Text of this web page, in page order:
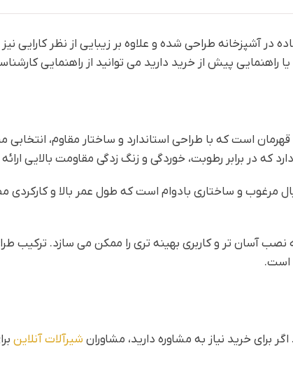
در آشپزخانه طراحی شده و علاوه بر زیبایی از نظر کارایی
راهنمایی پیش از خرید دارید می توانید از راهنمایی
است که با طراحی استاندارد و ساختار مقاوم،
متریال مرغوب و ساختاری بادوام است که طول عمر بالا و
تر و کاربری بهینه تری را ممکن می سازد. ترکیب
است.
برای خرید نیاز به مشاوره دارید، مشاوران شیرآلات آنلاین